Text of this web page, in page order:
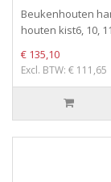
Beukenhouten
houten kist6, 10,
€ 135,10
Excl. BTW: € 111,65